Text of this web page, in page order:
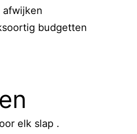
afwijken
budgetten
elk slap .